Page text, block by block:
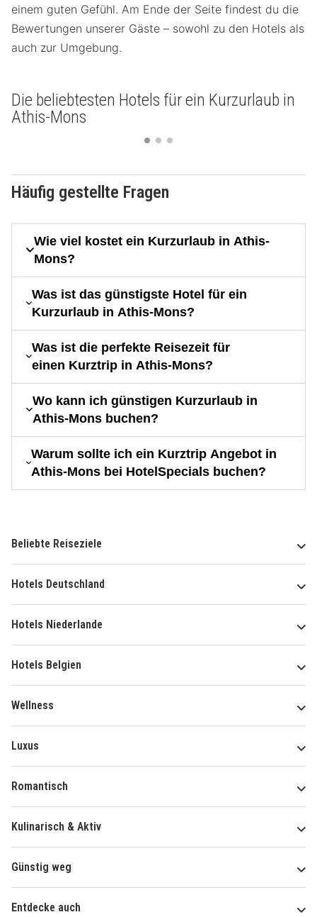
einem guten Gefühl. Am Ende der Seite findest du die
Bewertungen unserer Gäste – sowohl zu den Hotels als
auch zur Umgebung.
Die beliebtesten Hotels für ein Kurzurlaub in
Athis-Mons
Häufig gestellte Fragen
Wie viel kostet ein Kurzurlaub in Athis-
Mons?
Was ist das günstigste Hotel für ein
Kurzurlaub in Athis-Mons?
Was ist die perfekte Reisezeit für
einen Kurztrip in Athis-Mons?
Wo kann ich günstigen Kurzurlaub in
Athis-Mons buchen?
Warum sollte ich ein Kurztrip Angebot in
Athis-Mons bei HotelSpecials buchen?
Beliebte Reiseziele
Hotels Deutschland
Hotels Niederlande
Hotels Belgien
Wellness
Luxus
Romantisch
Kulinarisch & Aktiv
Günstig weg
Entdecke auch